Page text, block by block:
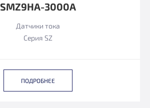
SMZ9HA-3000А
Датчики тока
Серия SZ
ПОДРОБНЕЕ